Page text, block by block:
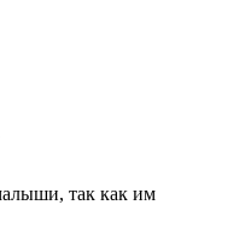
так как им